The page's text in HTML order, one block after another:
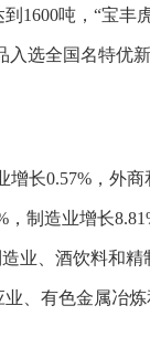
1600吨，“宝
选全国名特优
长0.57%，外
制造业增长
业、酒饮料和
有色金属冶炼